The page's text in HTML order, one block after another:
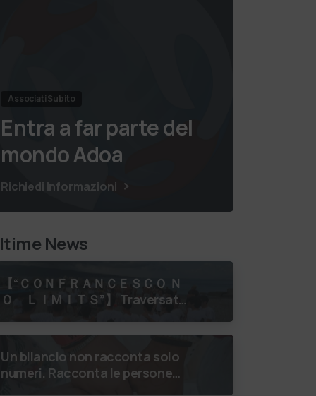
Associati Subito
Entra a far parte del
mondo Adoa
Richiedi Informazioni
News
【 “ＣＯＮＦＲＡＮＣＥＳＣＯ Ｎ
Ｏ ＬＩＭＩＴＳ”】 Traversata
luglio 2026 Uniti dallo stesso
orizzonte: nessun lim…
Un bilancio non racconta solo
numeri. Racconta le persone